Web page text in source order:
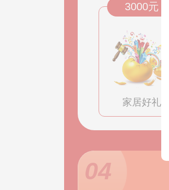
3000元
家居好礼
04